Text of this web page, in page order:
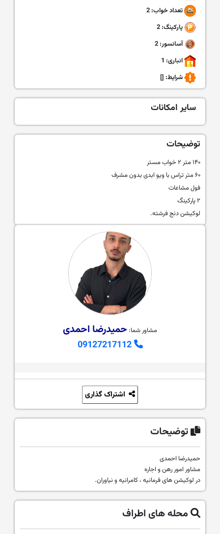
تعداد خواب: 2
پارکینگ: 2
آسانسور: 2
انباری: 1
شرایط: []
سایر امکانات
توضیحات
۱۴۰ متر ۲ خواب مستر
۶۰ متر تراس با ویو ابدی بدون مشرف
فول مشاعات
۲ پارکینگ
لوکیشن دنج فرشته.
مشاور شما: حمیدرضا احمدی
09127217112
توضیحات
حمیدرضا احمدی
مشاور امور رهن و اجاره
در لوکیشن های فرمانیه ، کامرانیه و نیاوران.
محله های اطراف